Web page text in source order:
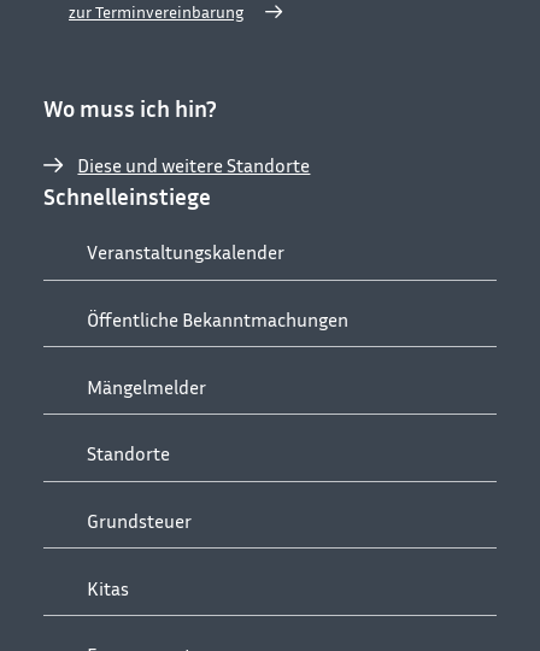
zur Terminvereinbarung
Wo muss ich hin?
Diese und weitere Standorte
Schnelleinstiege
Veranstaltungskalender
Öffentliche Bekanntmachungen
Mängelmelder
Standorte
Grundsteuer
Kitas